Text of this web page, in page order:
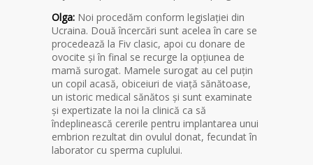
Olga: Noi procedăm conform legislației din
Ucraina. Două încercări sunt acelea în care se
procedează la Fiv clasic, apoi cu donare de
ovocite și în final se recurge la opțiunea de
mamă surogat. Mamele surogat au cel puțin
un copil acasă, obiceiuri de viață sănătoase,
un istoric medical sănătos și sunt examinate
și expertizate la noi la clinică ca să
îndeplinească cererile pentru implantarea unui
embrion rezultat din ovulul donat, fecundat în
laborator cu sperma cuplului.